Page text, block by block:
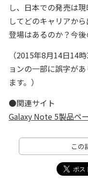
し、日本での発売は
してどのキャリアか
登場はあるのか？今後
（2015年8月14日14
ョンの一部に誤字が
ます。）
●関連サイト
Galaxy Note 5製品ペ
この